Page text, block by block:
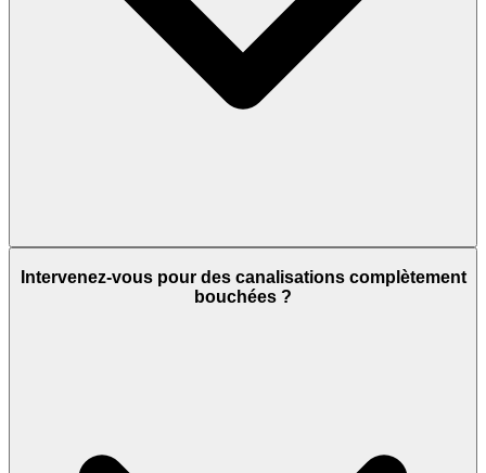
Intervenez-vous pour des canalisations complètement
bouchées ?